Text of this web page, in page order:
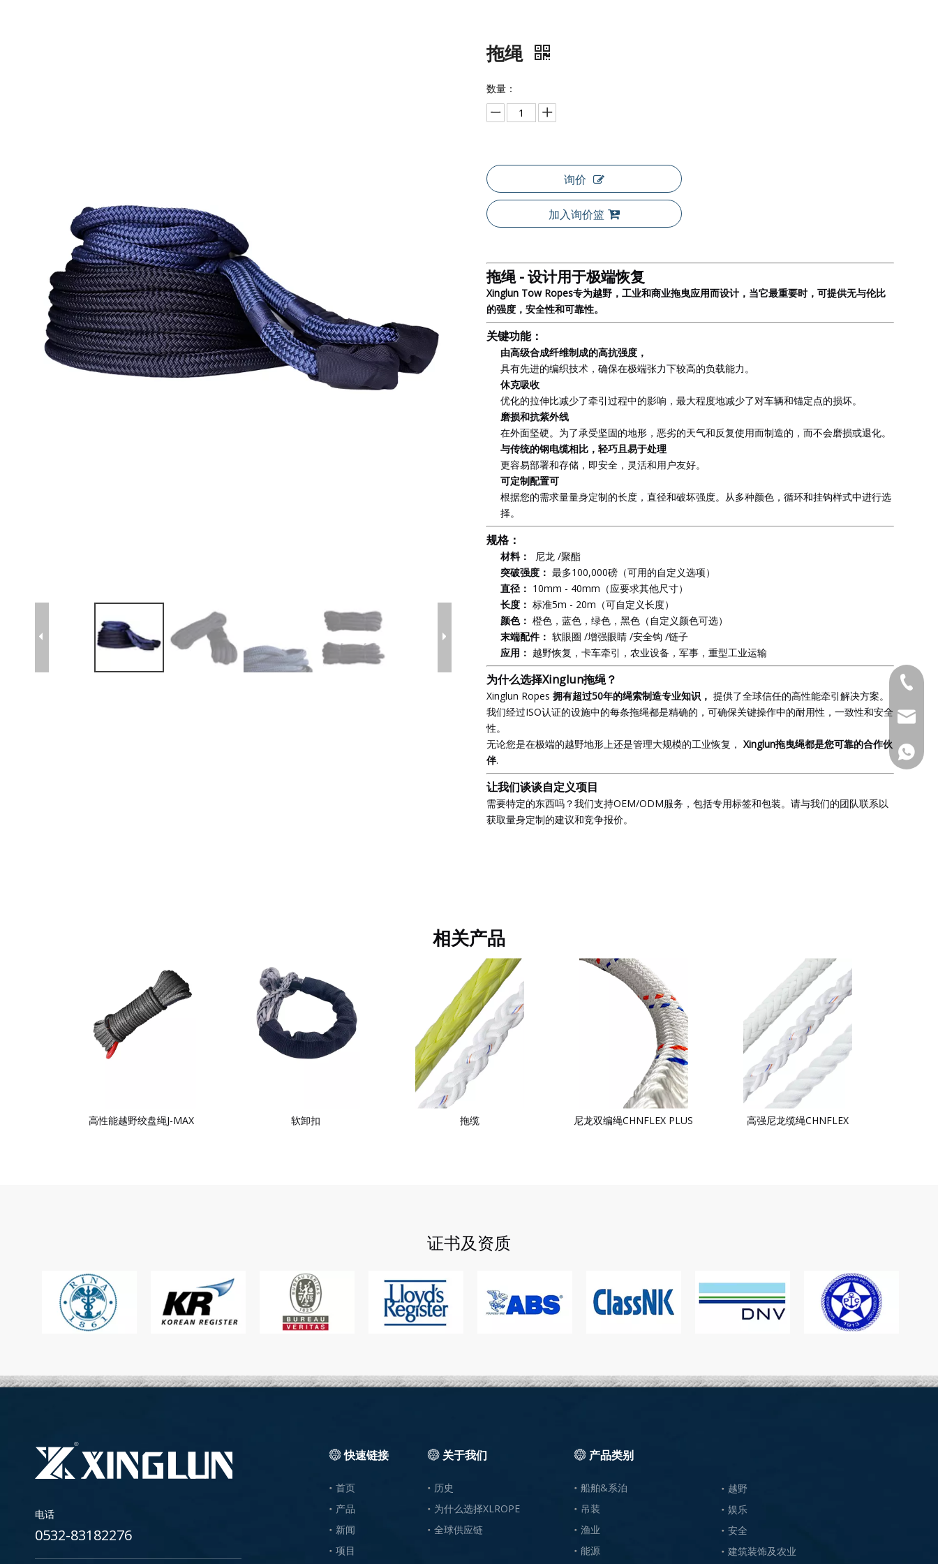
拖绳
数量：
询价
加入询价篮
拖绳 - 设计用于极端恢复
Xinglun Tow Ropes专为越野，工业和商业拖曳应用而设计，当它最重要时，可提供无与伦比
的强度，安全性和可靠性。
关键功能：
由高级合成纤维制成的高抗强度，
具有先进的编织技术，确保在极端张力下较高的负载能力。
休克吸收
优化的拉伸比减少了牵引过程中的影响，最大程度地减少了对车辆和锚定点的损坏。
磨损和抗紫外线
在外面坚硬。为了承受坚固的地形，恶劣的天气和反复使用而制造的，而不会磨损或退化。
与传统的钢电缆相比，轻巧且易于处理
更容易部署和存储，即安全，灵活和用户友好。
可定制配置可
根据您的需求量量身定制的长度，直径和破坏强度。从多种颜色，循环和挂钩样式中进行选
择。
规格：
材料：
尼龙 /聚酯
突破强度： 最多100,000磅（可用的自定义选项）
直径： 10mm - 40mm（应要求其他尺寸）
长度： 标准5m - 20m（可自定义长度）
颜色： 橙色，蓝色，绿色，黑色（自定义颜色可选）
末端配件： 软眼圈 /增强眼睛 /安全钩 /链子
应用： 越野恢复，卡车牵引，农业设备，军事，重型工业运输
为什么选择Xinglun拖绳？
Xinglun Ropes 拥有超过50年的绳索制造专业知识， 提供了全球信任的高性能牵引解决方案。
我们经过ISO认证的设施中的每条拖绳都是精确的，可确保关键操作中的耐用性，一致性和安全
性。
无论您是在极端的越野地形上还是管理大规模的工业恢复， Xinglun拖曳绳都是您可靠的合作伙
伴.
让我们谈谈自定义项目
需要特定的东西吗？我们支持OEM/ODM服务，包括专用标签和包装。请与我们的团队联系以
获取量身定制的建议和竞争报价。
相关产品
高性能越野绞盘绳J-MAX 软卸扣 拖缆 尼龙双编绳CHNFLEX PLUS 高强尼龙缆绳CHNFLEX
证书及资质
电话
0532-83182276
0532-
+86-
快速链接
首页
产品
新闻
项目
关于我们
历史
为什么选择XLROPE
全球供应链
产品类别
船舶&系泊
吊装
渔业
能源
越野
娱乐
安全
建筑装饰及农业